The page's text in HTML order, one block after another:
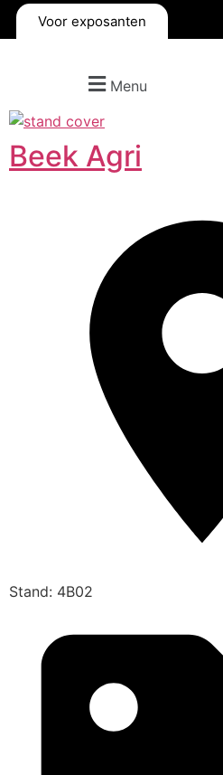
Voor exposanten
Menu
Beek Agri
Stand: 4B02